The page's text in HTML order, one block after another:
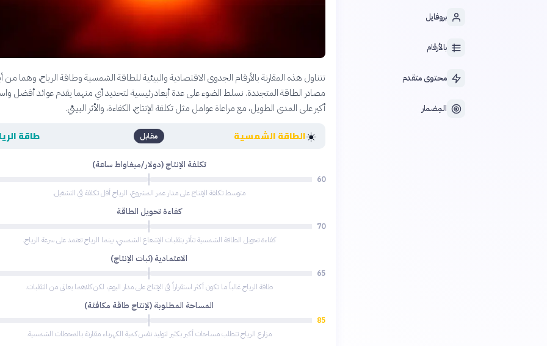
بروفايل
بالأرقام
محتوى متقدم
المِضمار
تتناول هذه المقارنة بالأرقام الجدوى الاقتصادية والبيئية للطاقة الشمسية وطاقة الرياح، وهما من
مصادر الطاقة المتجددة. نسلط الضوء على عدة أبعاد رئيسية لتحديد أي منهما يقدم عوائد أفضل
أكبر على المدى الطويل، مع مراعاة عوامل مثل تكلفة الإنتاج، الكفاءة، والأثر البيئي.
☀️الطاقة الشمسية مقابل طاقة
تكلفة الإنتاج (دولار/ميغاواط ساعة)
60
متوسط تكلفة الإنتاج على مدار عمر المشروع، الرياح أقل تكلفة في التشغيل.
كفاءة تحويل الطاقة
70
كفاءة تحويل الطاقة الشمسية تتأثر بتقلبات الإشعاع الشمسي، بينما الرياح تعتمد على سرعة الرياح.
الاعتمادية (ثبات الإنتاج)
65
طاقة الرياح غالباً ما تكون أكثر استقراراً في الإنتاج على مدار اليوم، لكن كلاهما يعاني من التقلبات.
المساحة المطلوبة (لإنتاج طاقة مكافئة)
85
مزارع الرياح تتطلب مساحات أكبر بكثير لتوليد نفس كمية الكهرباء مقارنة بالمحطات الشمسية.